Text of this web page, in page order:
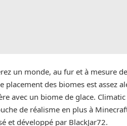
un monde, au fur et à mesure
placement des biomes est assez
avec un biome de glace.
de réalisme en plus à
et développé par BlackJar72.